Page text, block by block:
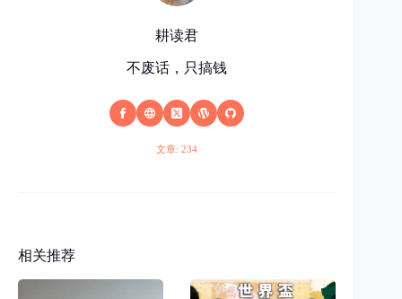
耕读君
不废话，只搞钱
文章: 234
相关推荐